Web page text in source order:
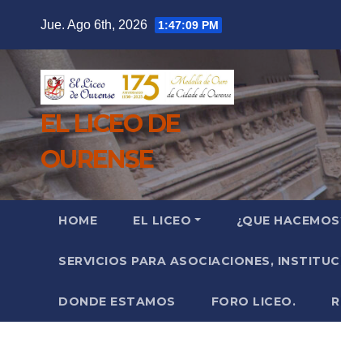
contenido
Jue. Ago 6th, 2026 1:47:12 PM
EL LICEO DE
OURENSE
HOME EL LICEO ¿QUE
SERVICIOS PARA ASOCIACIONES,
DONDE ESTAMOS FORO LICEO.